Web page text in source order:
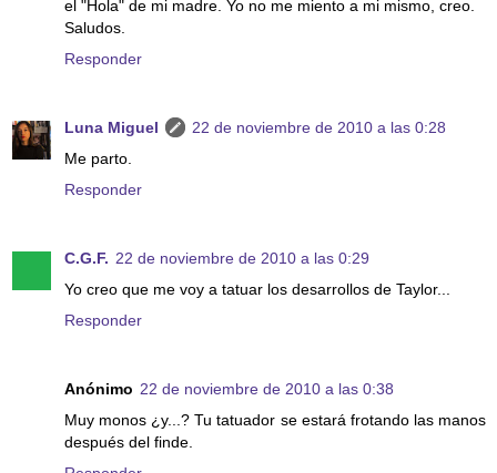
el "Hola" de mi madre. Yo no me miento a mi mismo, creo.
Saludos.
Responder
Luna Miguel
22 de noviembre de 2010 a las 0:28
Me parto.
Responder
C.G.F. 22 de noviembre de 2010 a las 0:29
Yo creo que me voy a tatuar los desarrollos de Taylor...
Responder
Anónimo 22 de noviembre de 2010 a las 0:38
Muy monos ¿y...? Tu tatuador se estará frotando las manos
después del finde.